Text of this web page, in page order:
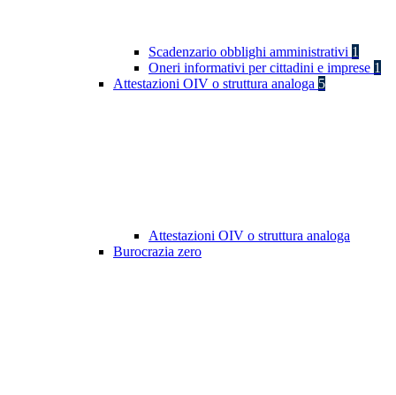
Scadenzario obblighi amministrativi 1
Oneri informativi per cittadini e imprese 1
Attestazioni OIV o struttura analoga 5
Attestazioni OIV o struttura analoga
Burocrazia zero